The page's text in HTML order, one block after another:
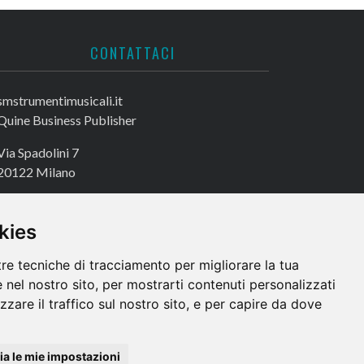
tecniche di tracciamento per migliorare la tua
nel nostro sito, per mostrarti contenuti personalizzati
il traffico sul nostro sito, e per capire da dove
le mie impostazioni
CONTATTACI
Business Publisher
Spadolini 7
Milano
+39 02 72016740